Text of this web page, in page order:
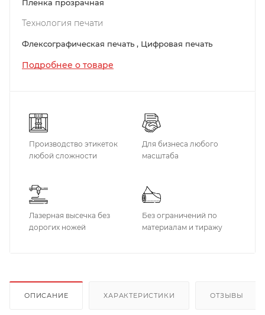
Пленка прозрачная
Технология печати
Флексографическая печать , Цифровая печать
Подробнее о товаре
Производство этикеток
любой сложности
Для бизнеса любого
масштаба
Лазерная высечка без
дорогих ножей
Без ограничений по
материалам и тиражу
ОПИСАНИЕ ХАРАКТЕРИСТИКИ ОТЗЫВЫ